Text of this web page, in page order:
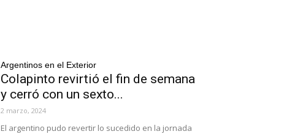
Argentinos en el Exterior
Colapinto revirtió el fin de semana
y cerró con un sexto...
2 marzo, 2024
El argentino pudo revertir lo sucedido en la jornada